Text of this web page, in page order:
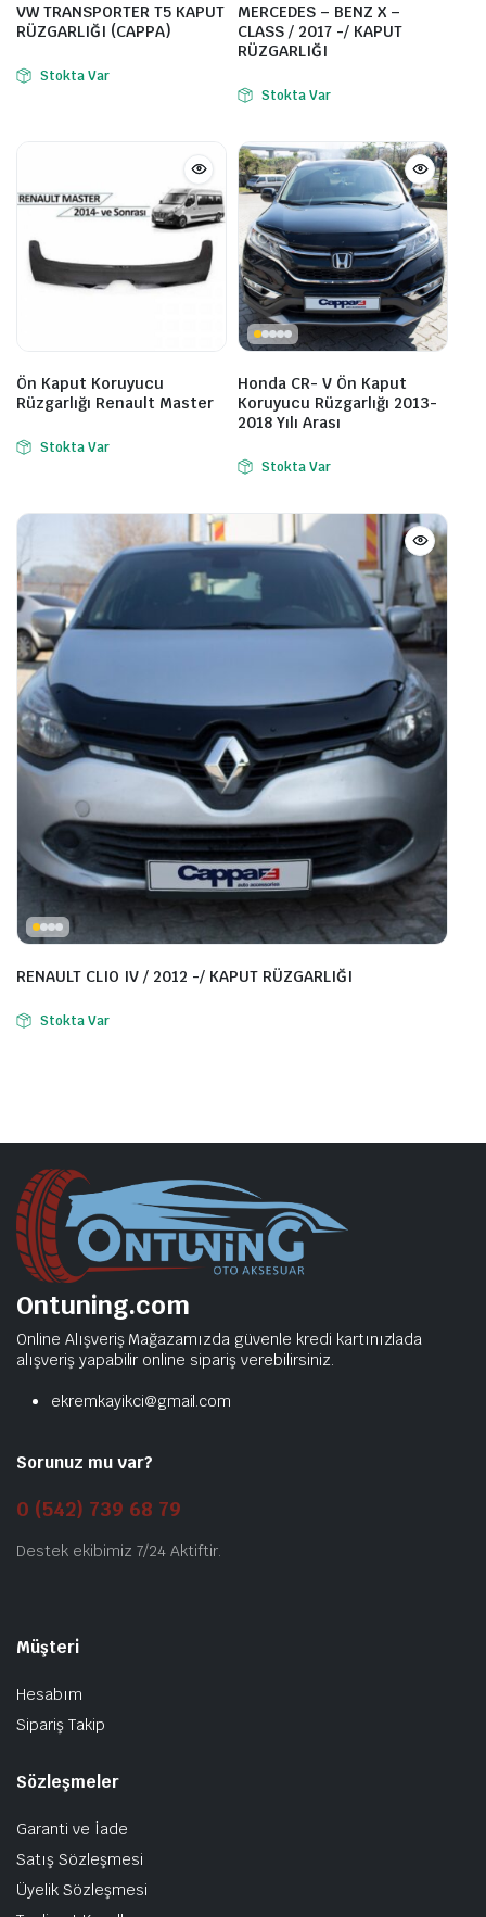
VW TRANSPORTER T5 KAPUT
RÜZGARLIĞI (CAPPA)
Stokta Var
MERCEDES – BENZ X –
CLASS / 2017 -/ KAPUT
RÜZGARLIĞI
Stokta Var
Ön Kaput Koruyucu
Rüzgarlığı Renault Master
Stokta Var
Honda CR- V Ön Kaput
Koruyucu Rüzgarlığı 2013-
2018 Yılı Arası
Stokta Var
RENAULT CLIO IV / 2012 -/ KAPUT RÜZGARLIĞI
Stokta Var
Ontuning.com
Online Alışveriş Mağazamızda güvenle kredi kartınızlada
alışveriş yapabilir online sipariş verebilirsiniz.
ekremkayikci@gmail.com
Sorunuz mu var?
0 (542) 739 68 79
Destek ekibimiz 7/24 Aktiftir.
Müşteri
Hesabım
Sipariş Takip
Sözleşmeler
Garanti ve İade
Satış Sözleşmesi
Üyelik Sözleşmesi